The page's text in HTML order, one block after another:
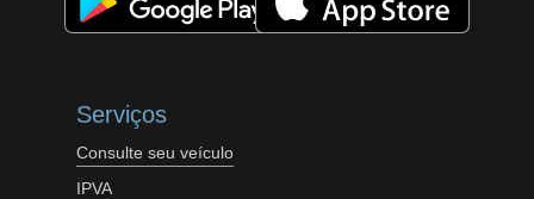
Serviços
Consulte seu veículo
IPVA